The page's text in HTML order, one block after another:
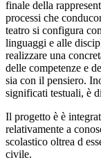
finale della
processi che
teatro si configura
linguaggi e alle
realizzare una
delle competenze e
sia con il pensiero.
significati testuali, è
Il progetto è è
relativamente a
scolastico oltrea d
civile.